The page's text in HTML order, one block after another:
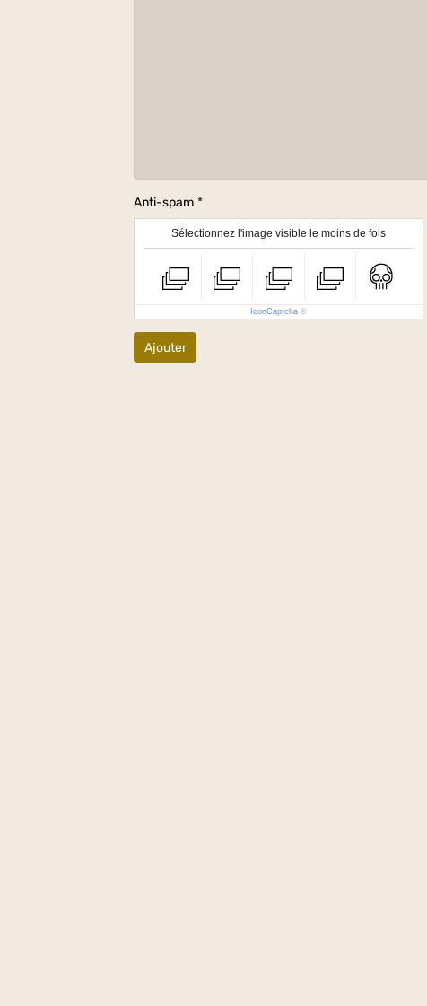
Anti-spam
Sélectionnez l'image visible le moins de fois
IconCaptcha ©
Ajouter